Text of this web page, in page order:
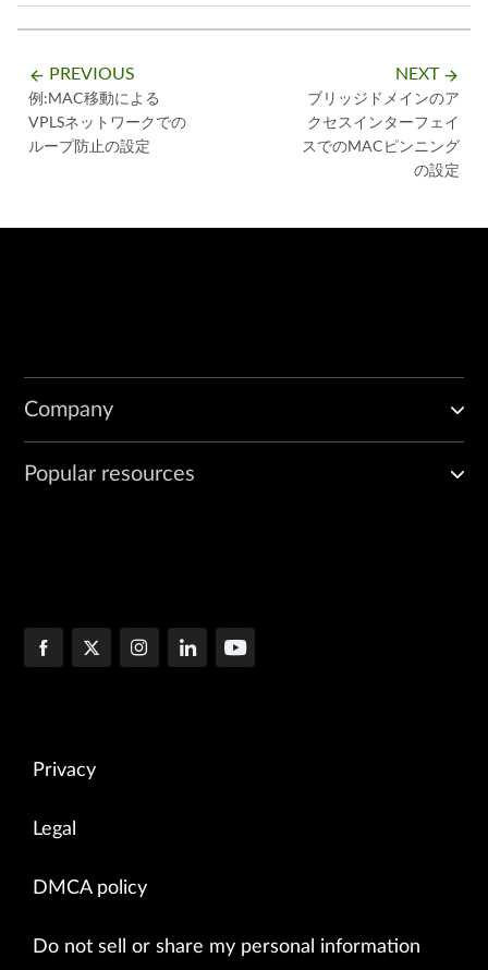
arrow_backward PREVIOUS
例:MAC移動による
VPLSネットワークでの
ループ防止の設定
NEXT arrow_forward
ブリッジドメインのア
クセスインターフェイ
スでのMACピンニング
の設定
Company
Popular resources
Privacy
Legal
DMCA policy
Do not sell or share my personal information